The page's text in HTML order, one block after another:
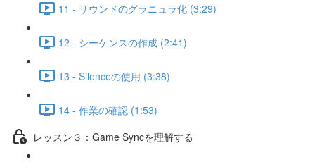
11 - サウンドのグラニュラ化 (3:29)
12 - シーケンスの作成 (2:41)
13 - Silenceの使用 (3:38)
14 - 作業の確認 (1:53)
レッスン３：Game Syncを理解する